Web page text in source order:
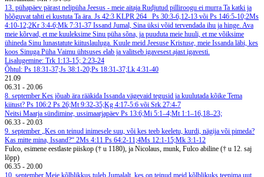
13. pühapäev pärast nelipüha Jeesus - meie aitaja Rudjutud pilliroogu ei murra Ta katki ja
hõõguvat tahti ei kustuta Ta ära. Js 42:3 KLPR 264
Ps 30:3-6,12-13 või Ps 146:5-10;2Ms
4:10-12;2Kr 3:4-6;Mk 7:31-37 Issand Jumal, Sina üksi võid tervendada ihu ja hinge. Ava
meie kõrvad, et me kuuleksime Sinu püha sõna, ja puuduta meie huuli, et me võiksime
ühineda Sinu lunastatute kiituslauluga. Kuule meid Jeesuse Kristuse, meie Issanda läbi, kes
koos Sinuga Püha Vaimu ühtsuses elab ja valitseb igavesest ajast igavesti.
Lisalugemine: Trk 1:13-15; 2:23-24
Õhtul: Ps 18:31-37;Js 38:1-20;Ps 18:31-37;Lk 4:31-40
21.09
06.31 - 20.06
8. september Kes jõuab ära rääkida Issanda vägevaid tegusid ja kuulutada kõike Tema
kiitust? Ps 106:2 Ps 26;Mt 9:32-35;Kg 4:17-5:6 või Srk 27:4-7
Neitsi Maarja sündimine, ussimaarjapäev Ps 13:6;Mi 5:1–4;Mt 1:1–16,18–23;
06.33 - 20.03
9. september „Kes on teinud inimesele suu, või kes teeb keeletu, kurdi, nägija või pimeda?
Kas mitte mina, Issand?“ 2Ms 4:11 Ps 64:2-11;4Ms 12:1-15;Mk 3:1-12
Fulco, esimene eestlaste piiskop († u 1180), ja Nicolaus, munk, Fulco abiline († u 12. saj
lõpp)
06.35 - 20.00
10. september Meie kõlblikkus tuleb Jumalalt, kes on teinud meid kõlblikuks teenima uut